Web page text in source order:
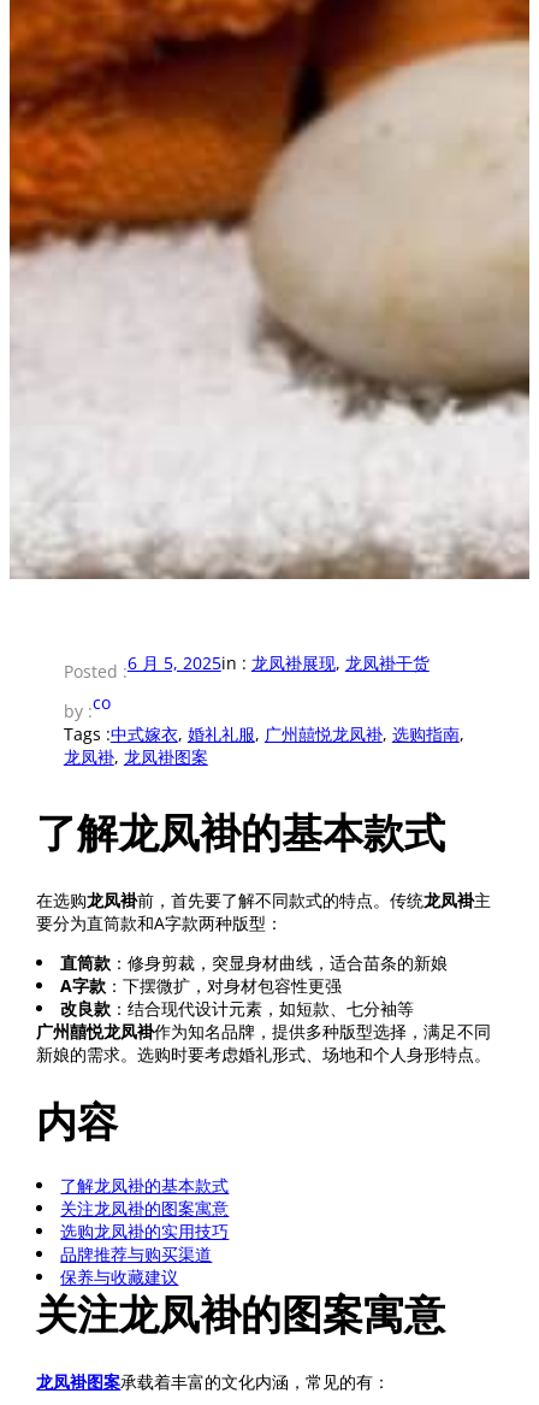
Posted :6 月 5, 2025in : 龙凤褂展现, 龙凤褂干货
by :co
Tags :中式嫁衣, 婚礼礼服, 广州囍悦龙凤褂, 选购指南
龙凤褂, 龙凤褂图案
了解龙凤褂的基本款式
在选购龙凤褂前，首先要了解不同款式的特点。传统龙凤褂主
要分为直筒款和A字款两种版型：
直筒款 ：修身剪裁，突显身材曲线，适合苗条的新娘
A字款 ：下摆微扩，对身材包容性更强
改良款 ：结合现代设计元素，如短款、七分袖等
广州囍悦龙凤褂作为知名品牌，提供多种版型选择，满足不同
新娘的需求。选购时要考虑婚礼形式、场地和个人身形特点。
内容
了解龙凤褂的基本款式
关注龙凤褂的图案寓意
选购龙凤褂的实用技巧
品牌推荐与购买渠道
保养与收藏建议
关注龙凤褂的图案寓意
龙凤褂图案承载着丰富的文化内涵，常见的有：